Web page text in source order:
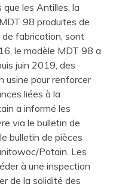
les Antilles, la
98 produites de
fabrication, sont
le modèle MDT 98 a
juin 2019, des
usine pour renforcer
liées à la
a informé les
via le bulletin de
bulletin de pièces
Potain. Les
à une inspection
de la solidité des